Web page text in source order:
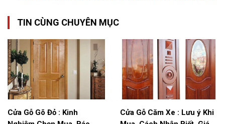
TIN CÙNG CHUYÊN MỤC
Cửa Gỗ Gõ Đỏ : Kinh
Cửa Gỗ Căm Xe : Lưu ý Khi